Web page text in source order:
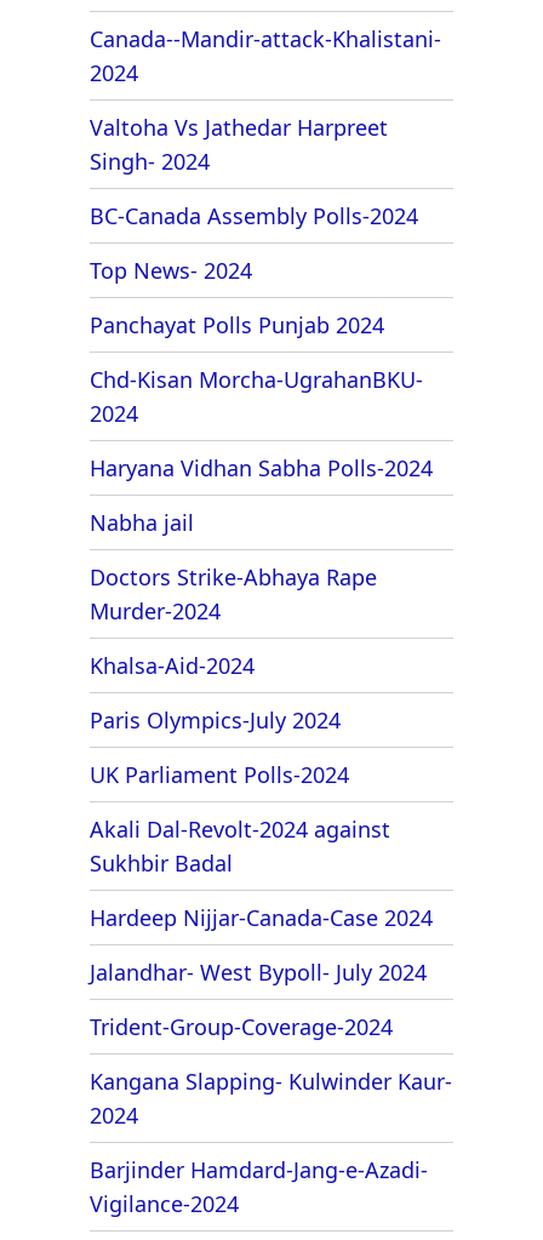
Canada--Mandir-attack-Khalistani-
2024
Valtoha Vs Jathedar Harpreet
Singh- 2024
BC-Canada Assembly Polls-2024
Top News- 2024
Panchayat Polls Punjab 2024
Chd-Kisan Morcha-UgrahanBKU-
2024
Haryana Vidhan Sabha Polls-2024
Nabha jail
Doctors Strike-Abhaya Rape
Murder-2024
Khalsa-Aid-2024
Paris Olympics-July 2024
UK Parliament Polls-2024
Akali Dal-Revolt-2024 against
Sukhbir Badal
Hardeep Nijjar-Canada-Case 2024
Jalandhar- West Bypoll- July 2024
Trident-Group-Coverage-2024
Kangana Slapping- Kulwinder Kaur-
2024
Barjinder Hamdard-Jang-e-Azadi-
Vigilance-2024